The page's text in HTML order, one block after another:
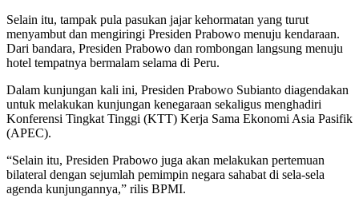
Selain itu, tampak pula pasukan jajar kehormatan yang turut
menyambut dan mengiringi Presiden Prabowo menuju kendaraan.
Dari bandara, Presiden Prabowo dan rombongan langsung menuju
hotel tempatnya bermalam selama di Peru.
Dalam kunjungan kali ini, Presiden Prabowo Subianto diagendakan
untuk melakukan kunjungan kenegaraan sekaligus menghadiri
Konferensi Tingkat Tinggi (KTT) Kerja Sama Ekonomi Asia Pasifik
(APEC).
“Selain itu, Presiden Prabowo juga akan melakukan pertemuan
bilateral dengan sejumlah pemimpin negara sahabat di sela-sela
agenda kunjungannya,” rilis BPMI.